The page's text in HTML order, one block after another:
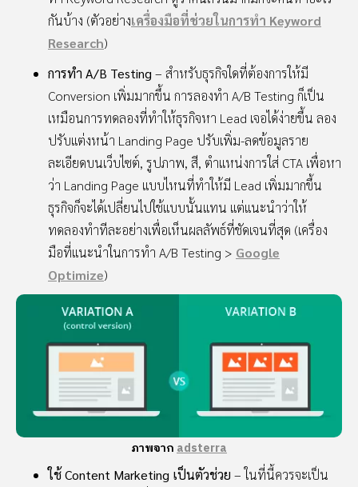
กันบ้าง (ตัวอย่างเครื่องมือที่ช่วยในการทำ Keyword
Research)
การทำ A/B Testing – สำหรับธุรกิจใดที่ต้องการให้มี
Conversion เพิ่มมากขึ้น การลองทำ A/B Testing ก็เป็น
เหมือนการทดลองที่ทำให้ธุรกิจหา Lead เจอได้ง่ายขึ้น ลอง
ปรับแต่งหน้า Landing Page ปรับเพิ่ม-ลดข้อมูลราย
ละเอียดบนเว็บไซต์, รูปภาพ, สี, ตำแหน่งการใส่ CTA เพื่อหา
ว่า Landing Page แบบไหนที่ทำให้มี Lead เพิ่มมากขึ้น
ธุรกิจก็จะได้เปลี่ยนไปใช้แบบนั้นแทน แต่แนะนำว่าให้
ทดลองทำทีละอย่างเพื่อเห็นผลลัพธ์ที่ชัดเจนที่สุด (เครื่อง
มือที่แนะนำในการทำ A/B Testing > Google
Optimize)
ภาพจากadsterra
ใช้ Content Marketing เป็นตัวช่วย – ในที่นี้ควรจะเป็น